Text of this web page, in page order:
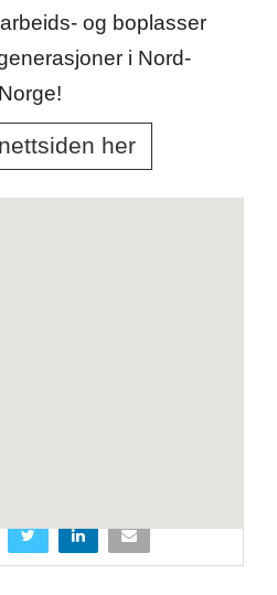
og boplasser
i Nord-
Norge!
her